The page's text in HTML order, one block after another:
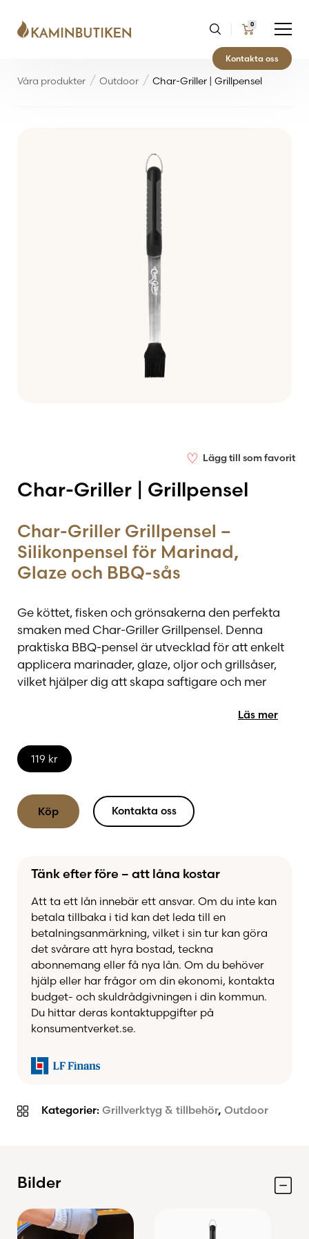
0
Kontakta oss
Våra produkter Outdoor Char-Griller | Grillpensel
♡ Lägg till som favorit
Char-Griller | Grillpensel
119 kr
Char-Griller Grillpensel –
Silikonpensel för Marinad,
Glaze och BBQ-sås
Ge köttet, fisken och grönsakerna den perfekta
smaken med Char-Griller Grillpensel. Denna
praktiska BBQ-pensel är utvecklad för att enkelt
applicera marinader, glaze, oljor och grillsåser,
vilket hjälper dig att skapa saftigare och mer
fördela smakerna jämnt över råvarorna.
rostfritt stål som klarar frekvent användning vid
både grill och utekök. Det gummerade
värmen när du arbetar nära grillgallret.
Oavsett om du penslar ribs med BBQ-sås,
glaserar kyckling eller applicerar olja på
grönsaker hjälper Char-Griller Grillpensel dig att
få ett jämnt och professionellt resultat. Den
integrerade upphängningskroken gör dessutom
förvaringen enkel och ser till att verktyget alltid
finns nära till hands när det är dags att grilla.
Ett bra grillresultat handlar inte bara om rätt
temperatur – det handlar också om att bygga
enklare att skapa den där perfekta ytan och
BBQ-såser
Läs mer
Köp Kontakta oss
Kategorier: Grillverktyg & tillbehör, Outdoor
Tänk efter före – att låna kostar
Att ta ett lån innebär ett ansvar. Om du inte kan
betala tillbaka i tid kan det leda till en
betalningsanmärkning, vilket i sin tur kan göra
det svårare att hyra bostad, teckna
abonnemang eller få nya lån. Om du behöver
hjälp eller har frågor om din ekonomi, kontakta
budget- och skuldrådgivningen i din kommun.
Du hittar deras kontaktuppgifter på
konsumentverket.se.
Bilder